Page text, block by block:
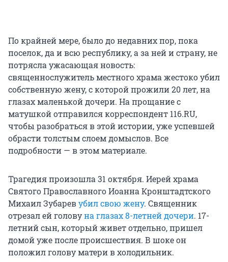
По крайней мере, было до недавних пор, пока
поселок, да и всю республику, а за ней и страну, не
потрясла ужасающая новость:
священнослужитель местного храма жестоко убил
собственную жену, с которой прожили 20 лет, на
глазах маленькой дочери. На прощание с
матушкой отправился корреспондент 116.RU,
чтобы разобраться в этой истории, уже успевшей
обрасти толстым слоем домыслов. Все
подробности — в этом материале.
Трагедия произошла 31 октября. Иерей храма
Святого Православного Иоанна Кронштадтского
Михаил Зубаревубил свою жену. Священник
отрезал ей головуна глазах 8-летней дочери. 17-
летний сын, который живет отдельно, пришел
домой уже после происшествия. В шоке он
положил голову матери в холодильник.